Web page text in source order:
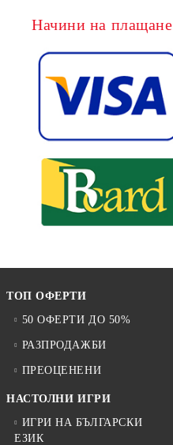
Начини на плащане
ТОП ОФЕРТИ
50 ОФЕРТИ ДО 50%
РАЗПРОДАЖБИ
ПРЕОЦЕНЕНИ
НАСТОЛНИ ИГРИ
ИГРИ НА БЪЛГАРСКИ
ЕЗИК